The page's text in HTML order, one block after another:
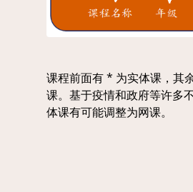
课程前面有 * 为实体课，其
课。基于疫情和政府等许多
体课有可能调整为网课。